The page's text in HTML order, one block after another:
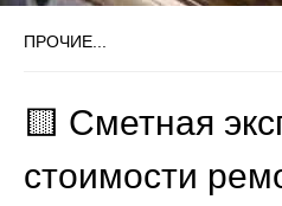
ПРОЧИЕ...
🟨 Сметная
стоимости